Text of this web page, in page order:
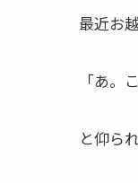
最近お
「あ。
と仰ら